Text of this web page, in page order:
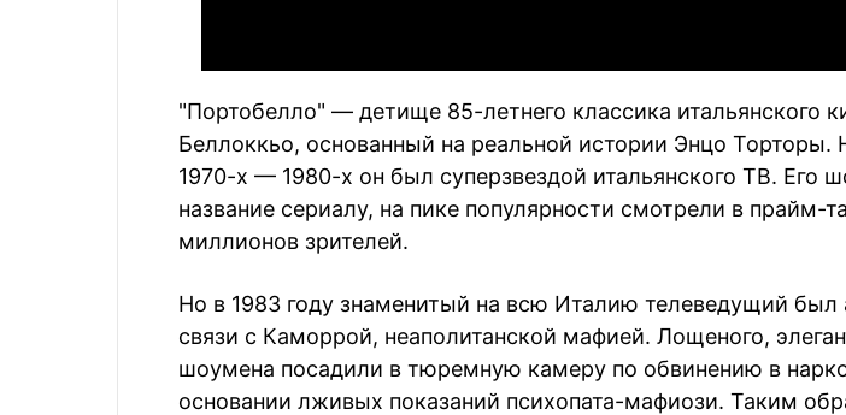
"Портобелло" — детище 85-летнего классика итальянского
Беллоккьо, основанный на реальной истории Энцо Торторы.
1970-х — 1980-х он был суперзвездой итальянского ТВ. Его
название сериалу, на пике популярности смотрели в прайм-
миллионов зрителей.
Но в 1983 году знаменитый на всю Италию телеведущий был
связи с Каморрой, неаполитанской мафией. Лощеного,
шоумена посадили в тюремную камеру по обвинению в
основании лживых показаний психопата-мафиози. Таким